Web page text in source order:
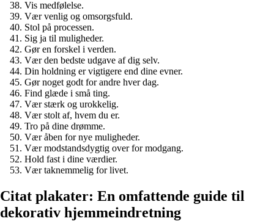
Vis medfølelse.
Vær venlig og omsorgsfuld.
Stol på processen.
Sig ja til muligheder.
Gør en forskel i verden.
Vær den bedste udgave af dig selv.
Din holdning er vigtigere end dine evner.
Gør noget godt for andre hver dag.
Find glæde i små ting.
Vær stærk og urokkelig.
Vær stolt af, hvem du er.
Tro på dine drømme.
Vær åben for nye muligheder.
Vær modstandsdygtig over for modgang.
Hold fast i dine værdier.
Vær taknemmelig for livet.
Citat plakater: En omfattende guide til
dekorativ hjemmeindretning